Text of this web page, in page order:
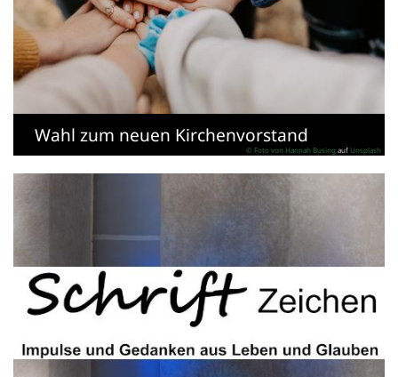
Wahl zum neuen Kirchenvorstand
© Foto vonHannah BusingaufUnsplash